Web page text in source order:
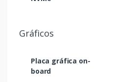
Gráficos
Placa gráfica on-
board